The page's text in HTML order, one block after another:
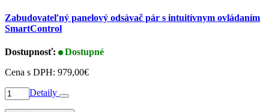
Zabudovateľný panelový odsávač pár s intuitívnym ovládaním
SmartControl
Dostupnosť:
Dostupné
Cena s DPH: 979,00€
Detaily